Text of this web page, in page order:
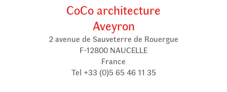
CoCo architecture
Aveyron
2 avenue de Sauveterre de Rouergue
F-12800 NAUCELLE
France
Tel +33 (0)5 65 46 11 35